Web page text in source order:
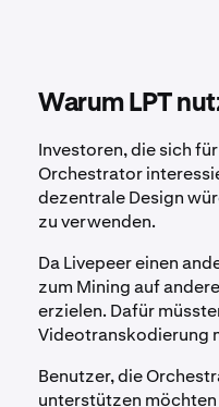
Warum LPT
Investoren, die sich
Orchestrator
dezentrale Design
zu verwenden.
Da Livepeer einen
zum Mining auf
erzielen. Dafür
Videotranskodierung
Benutzer, die
unterstützen